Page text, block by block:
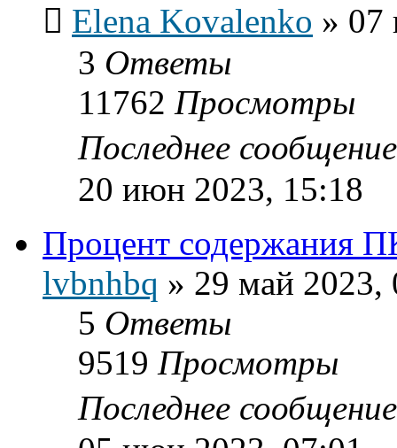
Elena Kovalenko » 07
3 Ответы
11762 Просмотры
Последнее
20 июн 2023, 15:18
Процент содержания
lvbnhbq » 29 май 2023,
5 Ответы
9519 Просмотры
Последнее